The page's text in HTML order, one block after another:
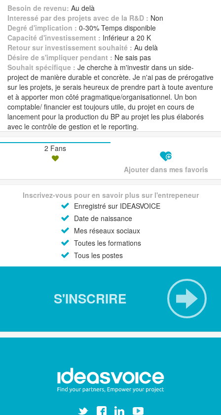
Besoin de revenu: Au delà
Interessé par des projets avec de la R&D : Non
Degré d'implication : 0-30% Temps disponible
Capacité d'investissement : Inférieur a 20 K
Retour sur investissement souhaité : Au delà
Désire de s'impliquer pendant : Ne sais pas
Souhait spécifique : Je cherche à m'investir dans un side-
project de manière durable et concrète. Je n'ai pas de prérogative
sur les projets, je serais heureux de prendre part à toute aventure
et à apporter mon côté pragmatique/organisationnel. Un bon
comptable/ financier est toujours utile, du projet en cours de
lancement pour la production du BP au projet les plus élaborés
avec le contrôle de gestion et le reporting.
2 Fans
Ajouter dans mes favoris
Inscrivez-vous pour en savoir plus sur l'entrepeneur
Enregistré sur IDEASVOICE
Date de naissance
Mes réseaux sociaux
Toutes les formations
Tous les postes
S'INSCRIRE